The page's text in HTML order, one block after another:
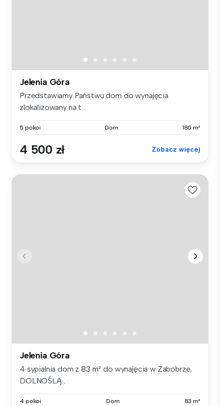
Jelenia Góra
Przedstawiamy Państwu dom do wynajęcia
zlokalizowany na t...
5 pokoi Dom 180 m²
4 500 zł Zobacz więcej
Jelenia Góra
4 sypialnia dom z 83 m² do wynajęcia w Zabobrze,
DOLNOŚLĄ...
4 pokoi Dom 83 m²